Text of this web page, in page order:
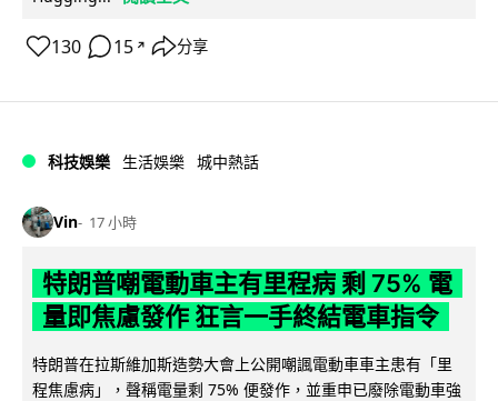
130 15 ↗ 分享
科技娛樂 生活娛樂 城中熱話
Vin 17 小時
特朗普嘲電動車主有里程病 剩 75% 電
量即焦慮發作 狂言一手終結電車指令
特朗普在拉斯維加斯造勢大會上公開嘲諷電動車車主患有「里
程焦慮病」，聲稱電量剩 75% 便發作，並重申已廢除電動車強